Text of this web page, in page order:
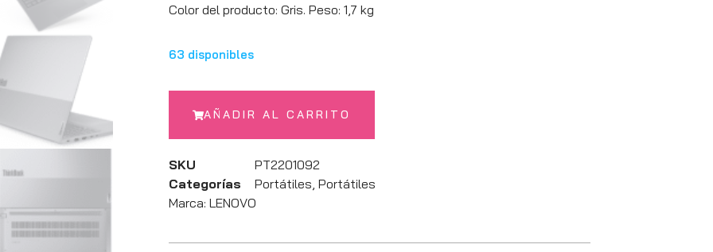
Color del producto: Gris. Peso: 1,7 kg
63 disponibles
AÑADIR AL CARRITO
SKU
PT2201092
Categorías
Portátiles, Portátiles
Marca: LENOVO